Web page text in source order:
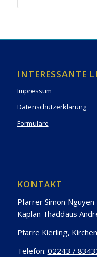
INTERESSANTE
Impressum
Datenschutzerklärung
Formulare
KONTAKT
Pfarrer Simon Nguyen
Kaplan Thaddäus
Pfarre Kierling,
Telefon: 02243 /